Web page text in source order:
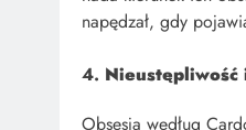
napędzał, gdy
4. Nieustępliwość
Obsesja według